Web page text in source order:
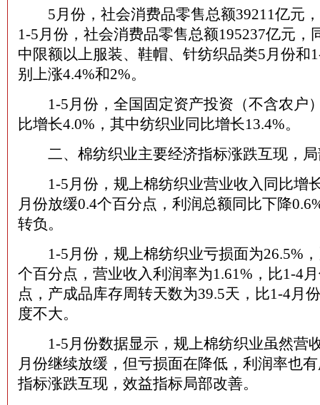
5月份，社会消费品零售总额39211亿元，
1-5月份，社会消费品零售总额195237亿元，
中限额以上服装、鞋帽、针纺织品类5月份和
别上涨4.4%和2%。
1-5月份，全国固定资产投资（不含农户
比增长4.0%，其中纺织业同比增长13.4%。
二、棉纺织业主要经济指标涨跌互现，局
1-5月份，规上棉纺织业营业收入同比增
月份放缓0.4个百分点，利润总额同比下降
转负。
1-5月份，规上棉纺织业亏损面为26.5%，
个百分点，营业收入利润率为1.61%，比1-4
点，产成品库存周转天数为39.5天，比1-4月
度不大。
1-5月份数据显示，规上棉纺织业虽然营
月份继续放缓，但亏损面在降低，利润率也
指标涨跌互现，效益指标局部改善。